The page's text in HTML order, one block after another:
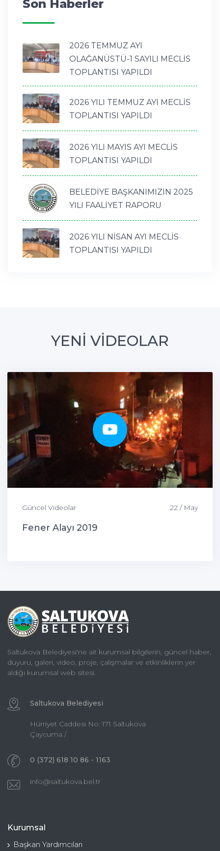
Son Haberler
2026 TEMMUZ AYI
OLAĞANÜSTÜ-1 SAYILI MECLİS
TOPLANTISI YAPILDI
2026 YILI TEMMUZ AYI MECLİS
TOPLANTISI YAPILDI
2026 YILI MAYIS AYI MECLİS
TOPLANTISI YAPILDI
BELEDİYE BAŞKANIMIZIN 2025
YILI FAALİYET RAPORU
2026 YILI NİSAN AYI MECLİS
TOPLANTISI YAPILDI
YENİ VİDEOLAR
Güncel Videolar 22 / May
Fener Alayı 2019
Saltukova Belediyesi'ne ait kurumsal bilgilerin, güncel haber,
duyuru, galeri, video, proje, çalışmalar ve etkinliklerin yer
aldığı kurumsal web sitesi.
Saltukova Belediyesi
Hürriyet Caddesi No: 171 Saltukova
Çaycuma /
0 (372) 618 10 86 - 1163
info@saltukova.bel.tr
Kurumsal
Başkan Yardımcıları